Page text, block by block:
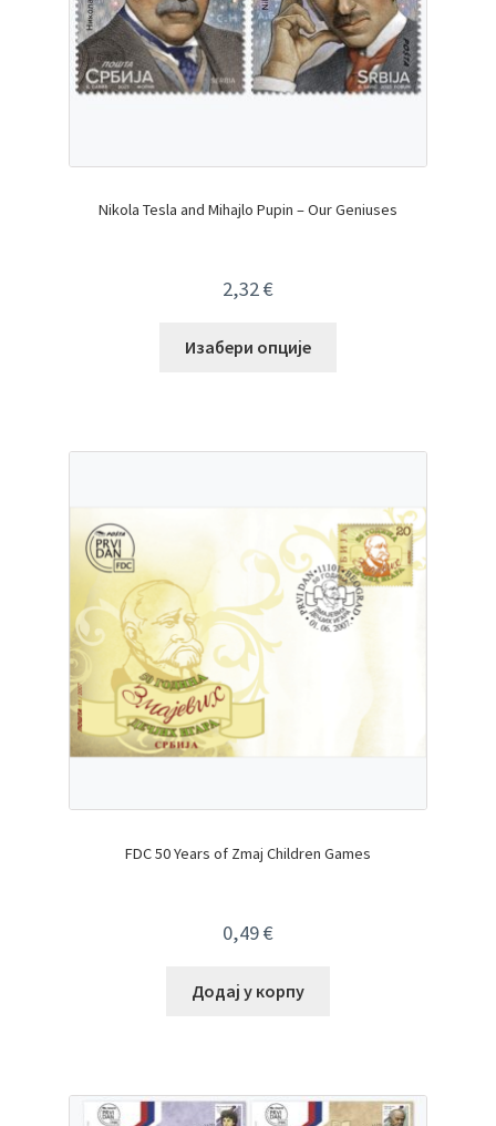
Nikola Tesla and Mihajlo Pupin – Our Geniuses
2,32€
Изабери опције
FDC 50 Years of Zmaj Children Games
0,49€
Додај у корпу